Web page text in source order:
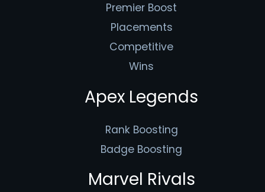
Premier Boost
Placements
Competitive
Wins
Apex Legends
Rank Boosting
Badge Boosting
Marvel Rivals